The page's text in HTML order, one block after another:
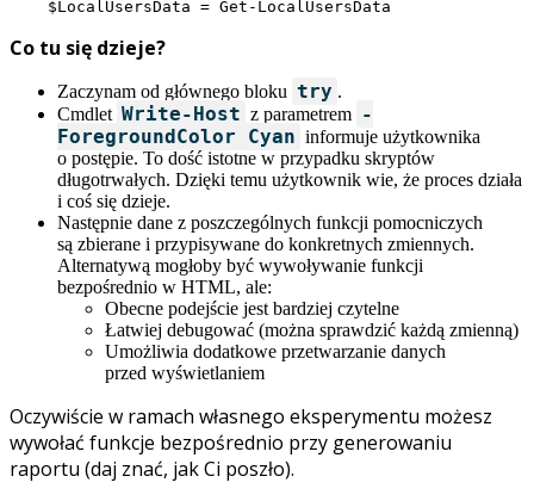
Co tu się dzieje?
Zaczynam od głównego bloku try .
Cmdlet Write-Host z parametrem -
ForegroundColor Cyan informuje użytkownika
o postępie. To dość istotne w przypadku skryptów
długotrwałych. Dzięki temu użytkownik wie, że proces działa
i coś się dzieje.
Następnie dane z poszczególnych funkcji pomocniczych
są zbierane i przypisywane do konkretnych zmiennych.
Alternatywą mogłoby być wywoływanie funkcji
bezpośrednio w HTML, ale:
Obecne podejście jest bardziej czytelne
Łatwiej debugować (można sprawdzić każdą zmienną)
Umożliwia dodatkowe przetwarzanie danych
przed wyświetlaniem
Oczywiście w ramach własnego eksperymentu możesz
wywołać funkcje bezpośrednio przy generowaniu
raportu (daj znać, jak Ci poszło).